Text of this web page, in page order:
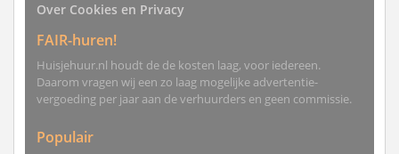
Over Cookies en Privacy
FAIR-huren!
Huisjehuur.nl houdt de de kosten laag, voor iedereen.
Daarom vragen wij een zo laag mogelijke advertentie-
vergoeding per jaar aan de verhuurders en geen commissie.
Populair